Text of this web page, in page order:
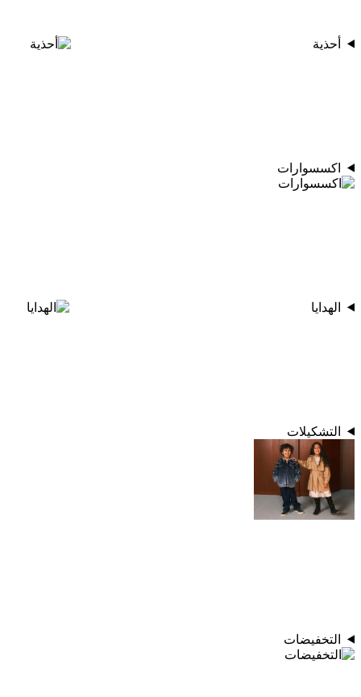
أحذية
اكسسوارات
الهدايا
التشكيلات
التخفيضات